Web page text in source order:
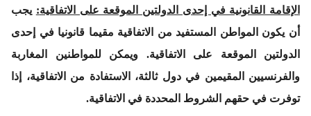
الإقامة القانونية في إحدى الدولتين الموقعة على الاتفاقية: يجب
أن يكون المواطن المستفيد من الاتفاقية مقيما قانونيا في إحدى
الدولتين الموقعة على الاتفاقية. ويمكن للمواطنين المغاربة
والفرنسيين المقيمين في دول ثالثة، الاستفادة من الاتفاقية، إذا
توفرت في حقهم الشروط المحددة في الاتفاقية.